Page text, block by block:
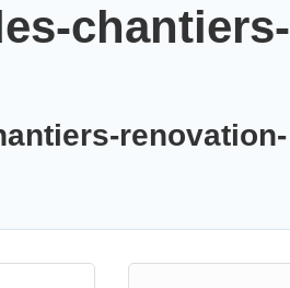
chantiers-
renovation-